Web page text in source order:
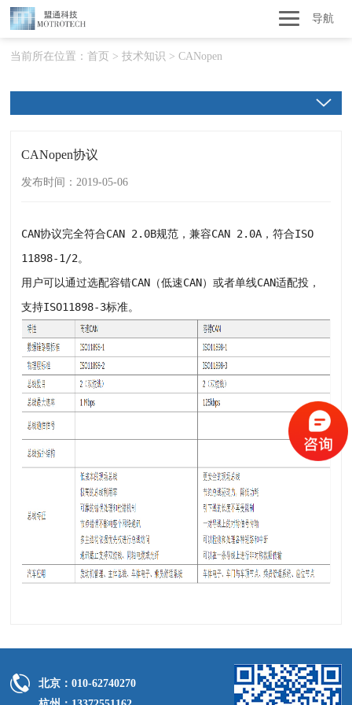
导航
当前所在位置：首页 >技术知识 >CANopen
CANopen协议
发布时间：2019-05-06
CAN协议完全符合CAN 2.0B规范，兼容CAN 2.0A，符合ISO
11898-1/2。
用户可以通过选配容错CAN（低速CAN）或者单线CAN适配投，
支持ISO11898-3标准。
北京：010-62740270